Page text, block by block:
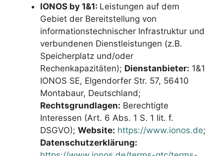
IONOS by 1&1: Leistungen auf dem
Gebiet der Bereitstellung von
informationstechnischer Infrastruktur und
verbundenen Dienstleistungen (z.B.
Speicherplatz und/oder
Rechenkapazitäten); Dienstanbieter: 1&1
IONOS SE, Elgendorfer Str. 57, 56410
Montabaur, Deutschland;
Rechtsgrundlagen: Berechtigte
Interessen (Art. 6 Abs. 1 S. 1 lit. f.
DSGVO); Website: https://www.ionos.de;
Datenschutzerklärung: